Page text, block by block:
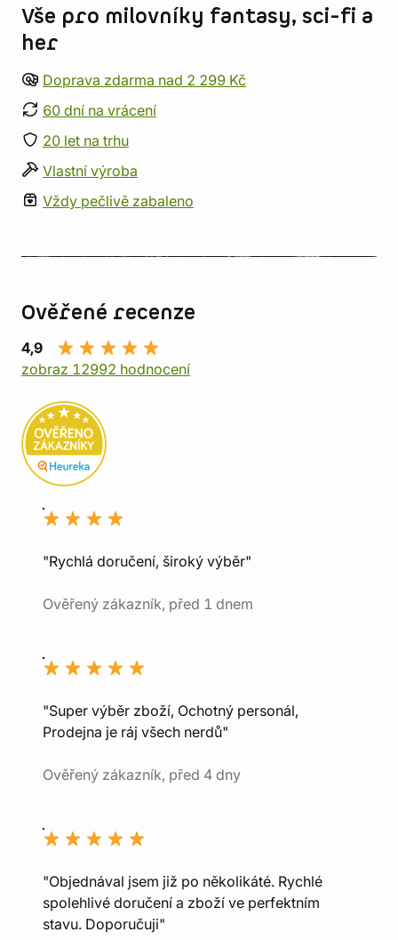
Vše pro milovníky fantasy, sci-fi a
her
Doprava zdarma nad 2 299 Kč
60 dní na vrácení
20 let na trhu
Vlastní výroba
Vždy pečlivě zabaleno
Ověřené recenze
4,9
zobraz 12992 hodnocení
"Rychlá doručení, široký výběr"
Ověřený zákazník, před 1 dnem
"Super výběr zboží, Ochotný personál,
Prodejna je ráj všech nerdů"
Ověřený zákazník, před 4 dny
"Objednával jsem již po několikáté. Rychlé
spolehlivé doručení a zboží ve perfektním
stavu. Doporučuji"